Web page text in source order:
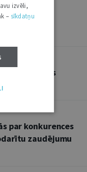
par
no Latvijas
par konkurences
zaudējumu
izvēli,
– sīkdatņu